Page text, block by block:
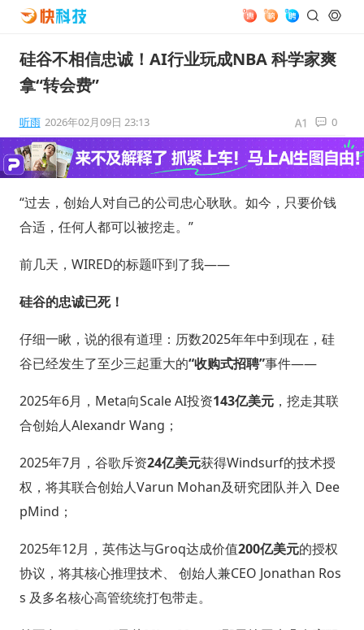
硅谷不相信忠诚！AI行业玩成NBA 科学家爽
拿“转会费”
听雨 2026年02月09日 23:13 0
“过去，创始人对自己的公司忠心耿耿。如今，只要价钱
合适，任何人都可以被挖走。”
前几天，WIRED的标题吓到了我——
硅谷的忠诚已死！
仔细一瞅，说的很有道理：历数2025年年中到现在，硅
谷已经发生了至少三起重大的“收购式招聘”事件——
2025年6月，Meta向Scale AI投资143亿美元，挖走其联
合创始人Alexandr Wang；
2025年7月，谷歌斥资24亿美元获得Windsurf的技术授
权，将其联合创始人Varun Mohan及研究团队并入 Dee
pMind；
2025年12月，英伟达与Groq达成价值200亿美元的授权
协议，将其核心推理技术、 创始人兼CEO Jonathan Ros
s 及多名核心高管统统打包带走。